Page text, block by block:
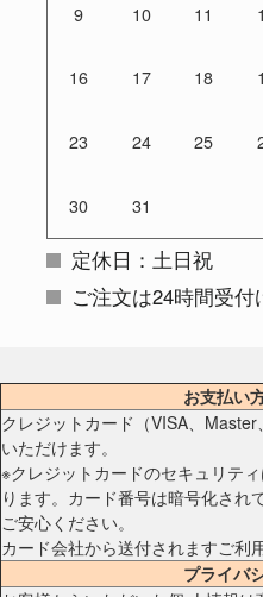
9 10 11
16 17 18
23 24 25
30 31
定休日：土日祝
ご注文は24時間受付
お支払い
クレジットカード（VISA、
いただけます。
※クレジットカードのセキュリテ
ります。カード番号は暗号化され
ご安心ください。
カード会社から送付されますご利
プライバ